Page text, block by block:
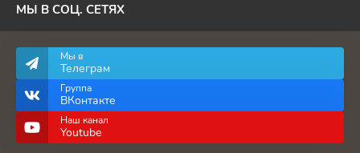
МЫ В СОЦ. СЕТЯХ
Мы в
Телеграм
Группа
ВКонтакте
Наш канал
Youtube